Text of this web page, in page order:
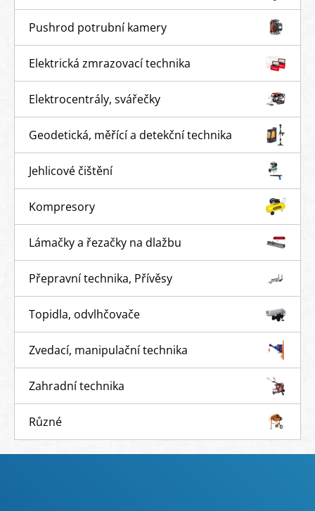
Pushrod potrubní kamery
Elektrická zmrazovací technika
Elektrocentrály, svářečky
Geodetická, měřící a detekční technika
Jehlicové čištění
Kompresory
Lámačky a řezačky na dlažbu
Přepravní technika, Přívěsy
Topidla, odvlhčovače
Zvedací, manipulační technika
Zahradní technika
Různé